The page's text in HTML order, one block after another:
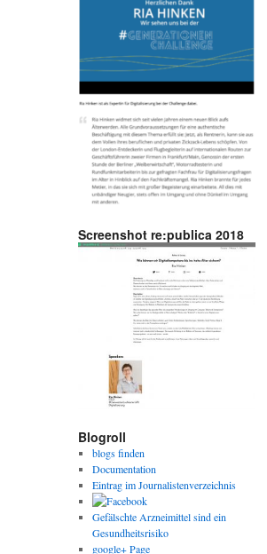
Screenshot re:publica 2018
Blogroll
blogs finden
Documentation
Eintrag im Journalistenverzeichnis
Gefälschte Arzneimittel sind ein
Gesundheitsrisiko
google+ Page